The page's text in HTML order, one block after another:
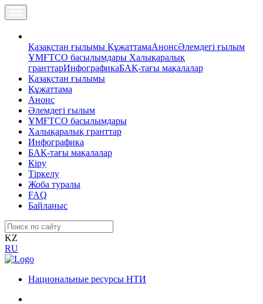
Қазақстан ғылымы ҚұжаттамаАнонсӘлемдегі ғылым
ҰМҒТСО басылымдары Халықаралық
гранттарИнфографикаБАҚ-тағы мақалалар
Қазақстан ғылымы
Құжаттама
Анонс
Әлемдегі ғылым
ҰМҒТСО басылымдары
Халықаралық гранттар
Инфографика
БАҚ-тағы мақалалар
Кіру
Тіркелу
Жоба туралы
FAQ
Байланыс
KZ
RU
Национальные ресурсы НТИ